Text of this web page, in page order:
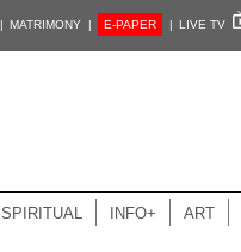
MATRIMONY | E-PAPER | LIVE TV
SPIRITUAL INFO+ ART